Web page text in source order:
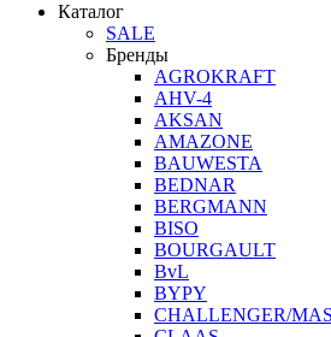
Каталог
SALE
Бренды
AGROKRAFT
AHV-4
AKSAN
AMAZONE
BAUWESTA
BEDNAR
BERGMANN
BISO
BOURGAULT
BvL
BYPY
CHALLENGER/